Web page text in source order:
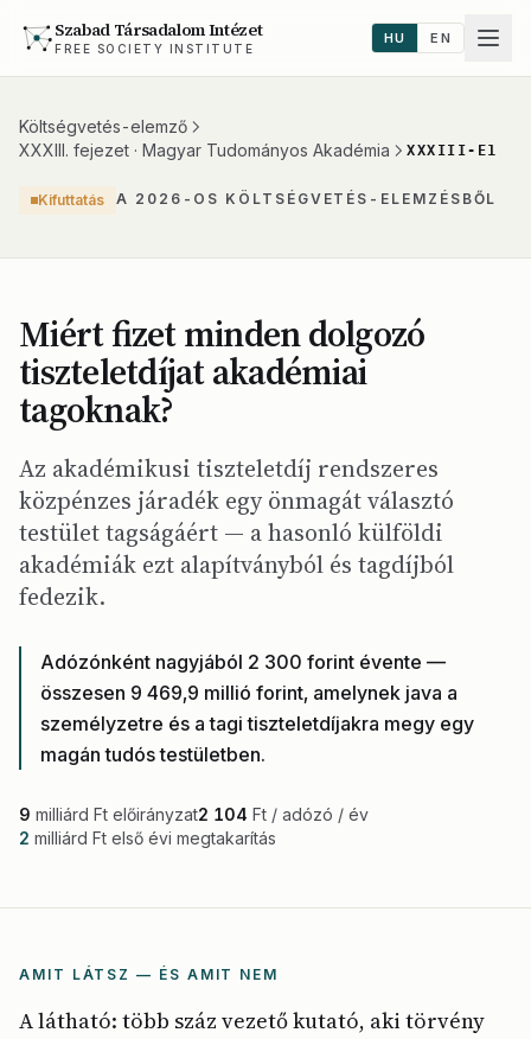
Szabad Társadalom Intézet
FREE SOCIETY INSTITUTE
HU EN
Költségvetés-elemző
XXXIII. fejezet · Magyar Tudományos Akadémia
XXXIII-E1
Kifuttatás A 2026-OS KÖLTSÉGVETÉS-ELEMZÉSBŐL
Miért fizet minden dolgozó
tiszteletdíjat akadémiai
tagoknak?
Az akadémikusi tiszteletdíj rendszeres
közpénzes járadék egy önmagát választó
testület tagságáért — a hasonló külföldi
akadémiák ezt alapítványból és tagdíjból
fedezik.
Adózónként nagyjából 2 300 forint évente —
összesen 9 469,9 millió forint, amelynek java a
személyzetre és a tagi tiszteletdíjakra megy egy
magán tudós testületben.
9 milliárd Ft előirányzat2 104 Ft / adózó / év
2 milliárd Ft első évi megtakarítás
AMIT LÁTSZ — ÉS AMIT NEM
A látható: több száz vezető kutató, aki törvény